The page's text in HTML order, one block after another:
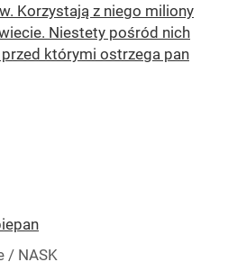
Korzystają z niego miliony
Niestety pośród nich
którymi ostrzega pan
/ NASK